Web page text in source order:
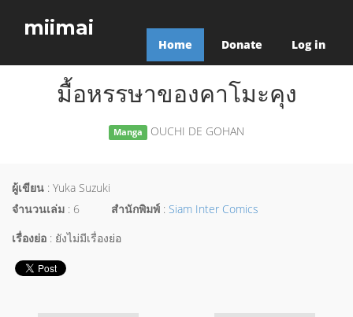
miimai
Home Donate Log in
มื้อหรรษาของคาโมะคุง
Manga OUCHI DE GOHAN
ผู้เขียน : Yuka Suzuki
จำนวนเล่ม : 6 สำนักพิมพ์ : Siam Inter Comics
เรื่องย่อ : ยังไม่มีเรื่องย่อ